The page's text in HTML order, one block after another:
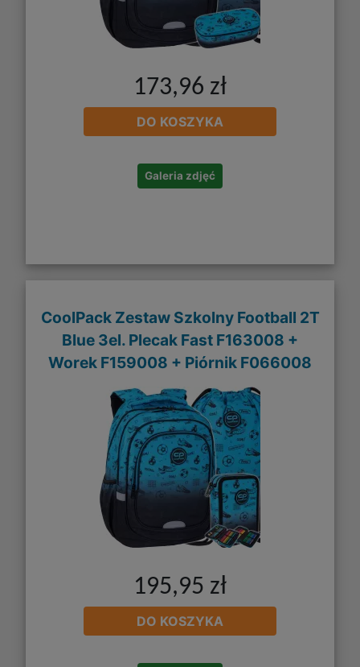
173,96 zł
DO KOSZYKA
Galeria zdjęć
CoolPack Zestaw Szkolny Football 2T
Blue 3el. Plecak Fast F163008 +
Worek F159008 + Piórnik F066008
195,95 zł
DO KOSZYKA